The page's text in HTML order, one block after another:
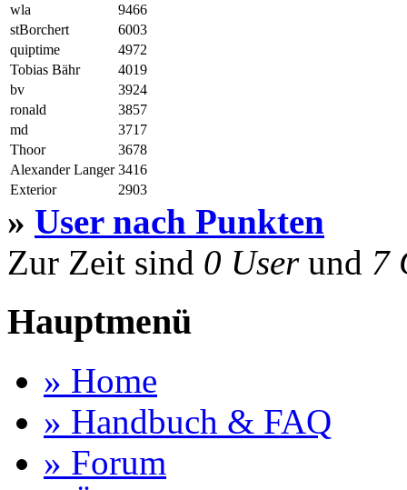
wla
9466
stBorchert
6003
quiptime
4972
Tobias Bähr
4019
bv
3924
ronald
3857
md
3717
Thoor
3678
Alexander Langer 3416
Exterior
2903
» User nach Punkten
Zur Zeit sind 0 Userund 7
Hauptmenü
» Home
» Handbuch & FAQ
» Forum